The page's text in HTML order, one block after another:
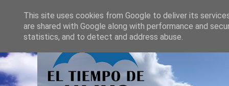
This site uses cookies from Google to deliver its
are shared with Google along with performance and
statistics, and to detect and address abuse.